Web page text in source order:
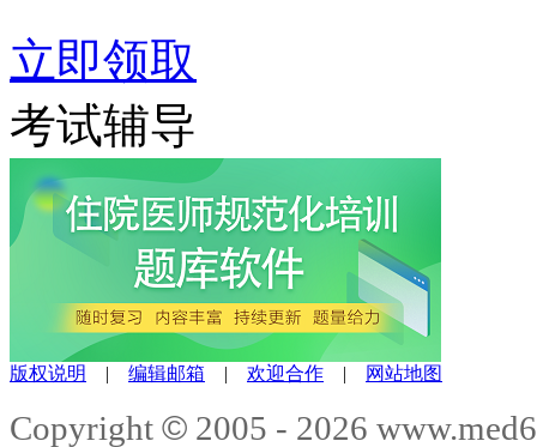
立即领取
考试辅导
版权说明 编辑邮箱 欢迎合作 网站地图
Copyright © 2005 - 2026